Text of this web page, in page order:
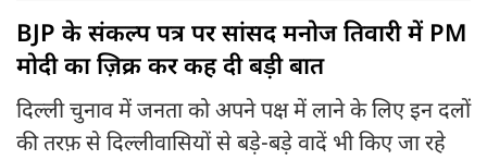
BJP के संकल्प पत्र पर सांसद मनोज तिवारी में PM
मोदी का ज़िक्र कर कह दी बड़ी बात
दिल्ली चुनाव में जनता को अपने पक्ष में लाने के लिए इन दलों
की तरफ़ से दिल्लीवासियों से बड़े-बड़े वादें भी किए जा रहे